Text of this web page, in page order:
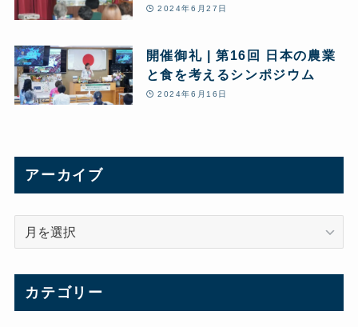
で講演
2024年6月27日
開催御礼 | 第16回 日本の農業
と食を考えるシンポジウム
2024年6月16日
アーカイブ
ブ
カテゴリー